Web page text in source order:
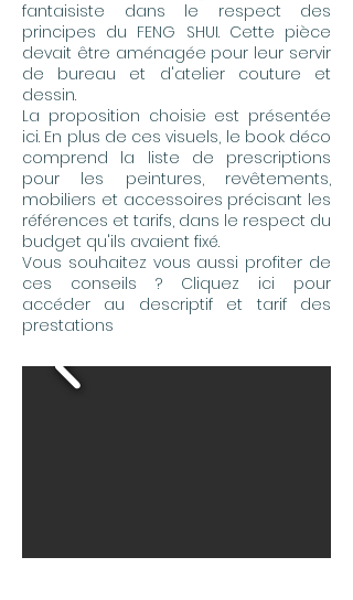
fantaisiste dans le respect des
principes du FENG SHUI. Cette pièce
devait être aménagée pour leur servir
de bureau et d'atelier couture et
dessin.
La proposition choisie est présentée
ici. En plus de ces visuels, le book déco
comprend la liste de prescriptions
pour les peintures, revêtements,
mobiliers et accessoires précisant les
références et tarifs, dans le respect du
budget qu'ils avaient fixé.
Vous souhaitez vous aussi profiter de
ces conseils ? Cliquez ici pour
accéder au descriptif et tarif des
prestations